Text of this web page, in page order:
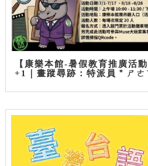
【康樂本館-暑假教育推廣活
+1｜畫蹤尋跡：特派員＂ㄕㄜ